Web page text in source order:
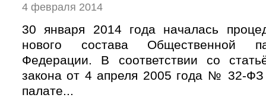
4 февраля 2014
30 января 2014 года началась
нового состава Общественной
Федерации. В соответствии со
закона от 4 апреля 2005 года № 32-
палате...